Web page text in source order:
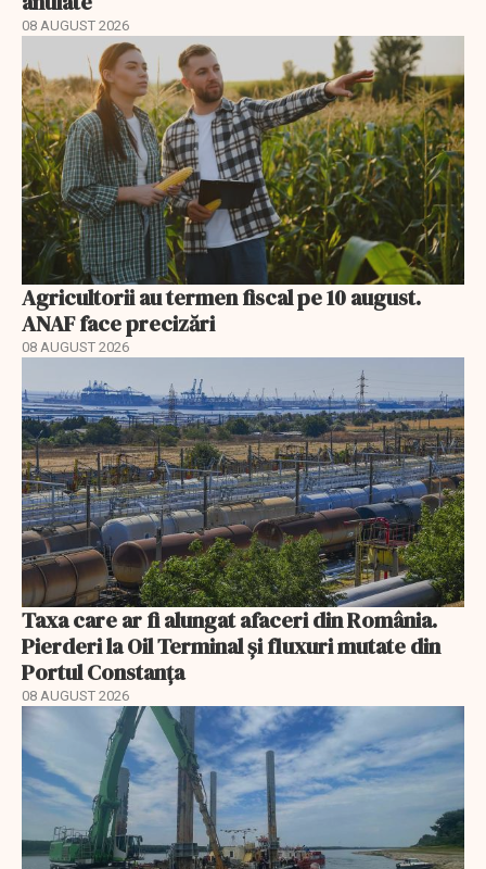
08 AUGUST 2026
Agricultorii au termen fiscal pe 10 august.
ANAF face precizări
08 AUGUST 2026
Taxa care ar fi alungat afaceri din România.
Pierderi la Oil Terminal și fluxuri mutate din
Portul Constanța
08 AUGUST 2026